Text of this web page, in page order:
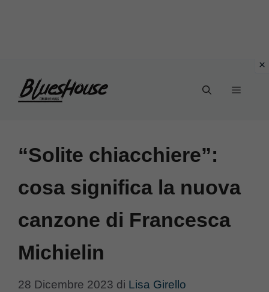
Menu
“Solite chiacchiere”:
cosa significa la nuova
canzone di Francesca
Michielin
28 Dicembre 2023 di Lisa Girello